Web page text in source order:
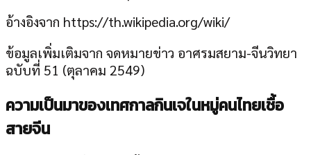
อ้างอิงจาก https://th.wikipedia.org/wiki/
ข้อมูลเพิ่มเติมจาก จดหมายข่าว อาศรมสยาม-จีนวิทยา
ฉบับที่ 51 (ตุลาคม 2549)
ความเป็นมาของเทศกาลกินเจในหมู่คนไทยเชื้อ
สายจีน